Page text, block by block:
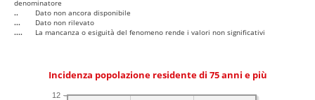
denominatore
..
Dato non ancora disponibile
...
Dato non rilevato
....
La mancanza o esiguità del fenomeno rende i valori non significativi
Incidenza popolazione residente di 75 anni e più
12